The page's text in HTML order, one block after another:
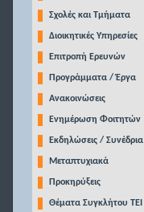
Σχολές και Τμήματα
Διοικητικές Υπηρεσίες
Επιτροπή Ερευνών
Προγράμματα / Έργα
Ανακοινώσεις
Ενημέρωση Φοιτητών
Εκδηλώσεις / Συνέδρια
Μεταπτυχιακά
Προκηρύξεις
Θέματα Συγκλήτου ΤΕΙ